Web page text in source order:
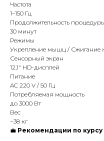
Частота
1–150 Гц
Продолжительность
30 минут
Режимы
Укрепление мышц / Сжигание
Сенсорный экран
12,1" HD-дисплей
Питание
AC 220 V / 50 Гц
Потребляемая мощность
до 3000 Вт
Вес
~38 кг
💼 Рекомендации по курсу